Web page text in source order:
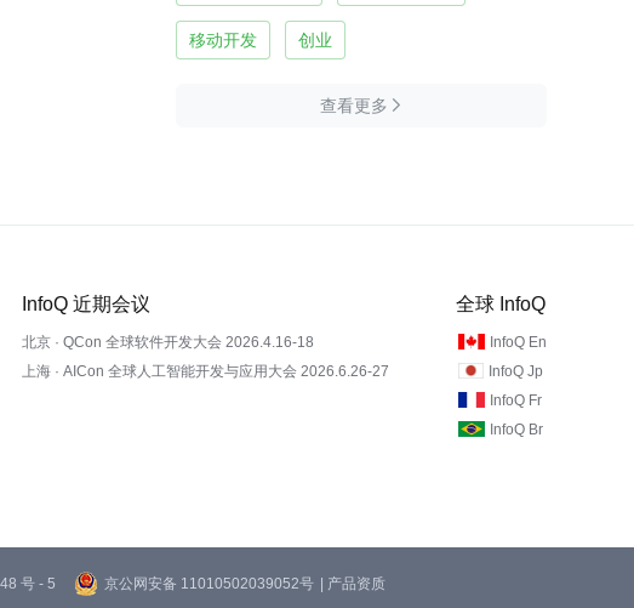
移动开发 创业
查看更多 
InfoQ 近期会议
北京 · QCon 全球软件开发大会 2026.4.16-18
上海 · AICon 全球人工智能开发与应用大会 2026.6.26-27
全球 InfoQ
InfoQ En
InfoQ Jp
InfoQ Fr
InfoQ Br
号 - 5 京公网安备 11010502039052号 | 产品资质